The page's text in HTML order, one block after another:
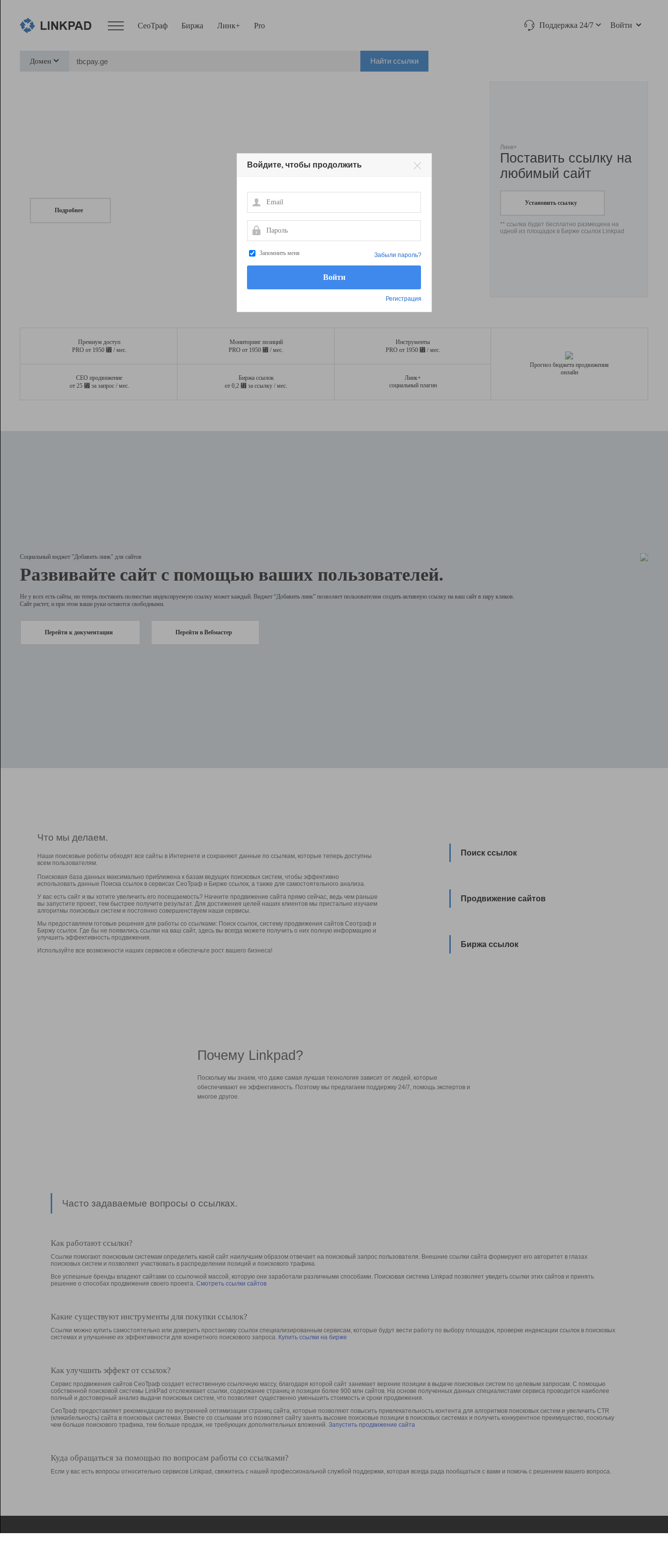
СеоТраф Биржа Линк+ Pro Поддержка 24/7 Войти
Домен Найти ссылки
Подробнее
Линк+
Поставить ссылку на
любимый сайт
Установить ссылку
** ссылка будет бесплатно размещена на
одной из площадок в Бирже ссылок Linkpad
Премиум доступ
PRO от 1950 ⃏ / мес.
Мониторинг позиций
PRO от 1950 ⃏ / мес.
Инструменты
PRO от 1950 ⃏ / мес.
СЕО продвижение
от 25 ⃏ за запрос / мес.
Биржа ссылок
от 0,2 ⃏ за ссылку / мес.
Линк+
социальный плагин
Прогноз бюджета продвижения
онлайн
Социальный виджет "Добавить линк" для сайтов
Развивайте сайт с помощью ваших пользователей.
Не у всех есть сайты, но теперь поставить полностью индексируемую ссылку может каждый. Виджет “Добавить линк” позволяет пользователям создать активную ссылку на ваш сайт в пару кликов.
Сайт растет, и при этом ваши руки остаются свободными.
Перейти к документации Перейти в Вебмастер
Что мы делаем.
Наши поисковые роботы обходят все сайты в Интернете и сохраняют данные по ссылкам, которые теперь доступны
всем пользователям.
Поисковая база данных максимально приближена к базам ведущих поисковых систем, чтобы эффективно
использовать данные Поиска ссылок в сервисах СеоТраф и Бирже ссылок, а также для самостоятельного анализа.
У вас есть сайт и вы хотите увеличить его посещаемость? Начните продвижение сайта прямо сейчас, ведь чем раньше
вы запустите проект, тем быстрее получите результат. Для достижения целей наших клиентов мы пристально изучаем
алгоритмы поисковых систем и постоянно совершенствуем наши сервисы.
Мы предоставляем готовые решения для работы со ссылками: Поиск ссылок, систему продвижения сайтов Сеотраф и
Биржу ссылок. Где бы не появились ссылки на ваш сайт, здесь вы всегда можете получить о них полную информацию и
улучшить эффективность продвижения.
Используйте все возможности наших сервисов и обеспечьте рост вашего бизнеса!
Поиск ссылок
Продвижение сайтов
Биржа ссылок
Почему Linkpad?
Поскольку мы знаем, что даже самая лучшая технология зависит от людей, которые
обеспечивают ее эффективность. Поэтому мы предлагаем поддержку 24/7, помощь экспертов и
многое другое.
Часто задаваемые вопросы о ссылках.
Как работают ссылки?
Ссылки помогают поисковым системам определить какой сайт наилучшим образом отвечает на поисковый запрос пользователя. Внешние ссылки сайта формируют его авторитет в глазах
поисковых систем и позволяют участвовать в раcпределении позиций и поискового трафика.
Все успешные бренды владеют сайтами со ссылочной массой, которую они заработали различными способами. Поисковая система Linkpad позволяет увидеть ссылки этих сайтов и принять
решение о способах продвижения своего проекта. Смотреть ссылки сайтов
Какие существуют инструменты для покупки ссылок?
Ссылки можно купить самостоятельно или доверить простановку ссылок специализированным сервисам, которые будут вести работу по выбору площадок, проверке индексации ссылок в поисковых
системах и улучшению их эффективности для конкретного поискового запроса. Купить ссылки на бирже
Как улучшить эффект от ссылок?
Сервис продвижения сайтов СеоТраф создает естественную ссылочную массу, благодаря которой сайт занимает верхние позиции в выдаче поисковых систем по целевым запросам. С помощью
собственной поисковой системы LinkPad отслеживает ссылки, содержание страниц и позиции более 900 млн сайтов. На основе полученных данных специалистами сервиса проводится наиболее
полный и достоверный анализ выдачи поисковых систем, что позволяет существенно уменьшить стоимость и сроки продвижения.
СеоТраф предоставляет рекомендации по внутренней оптимизации страниц сайта, которые позволяют повысить привлекательность контента для алгоритмов поисковых систем и увеличить CTR
(кликабельность) сайта в поисковых системах. Вместе со ссылками это позволяет сайту занять высокие поисковые позиции в поисковых системах и получить конкурентное преимущество, поскольку
чем больше поискового трафика, тем больше продаж, не требующих дополнительных вложений. Запустить продвижение сайта
Куда обращаться за помощью по вопросам работы со ссылками?
Если у вас есть вопросы относительно сервисов Linkpad, свяжитесь с нашей профессиональной службой поддержки, которая всегда рада пообщаться с вами и помочь с решением вашего вопроса.
Войдите, чтобы продолжить
Email
Пароль
Запомнить меня
Регистрация
Забыли пароль?